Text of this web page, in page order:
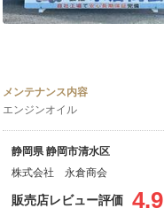
メンテナンス内容
エンジンオイル
静岡県 静岡市清水区
株式会社 永倉商会
販売店レビュー評価 4.9